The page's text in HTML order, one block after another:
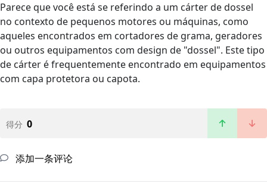
Parece que você está se referindo a um cárter de dossel
no contexto de pequenos motores ou máquinas, como
aqueles encontrados em cortadores de grama, geradores
ou outros equipamentos com design de "dossel". Este tipo
de cárter é frequentemente encontrado em equipamentos
com capa protetora ou capota.
得分 0
添加一条评论